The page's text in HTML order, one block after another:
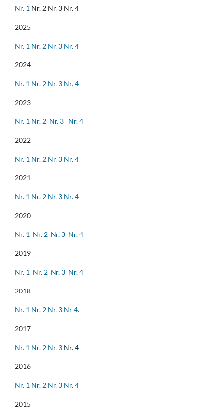
Nr. 1 Nr. 2 Nr. 3 Nr. 4
2025
Nr. 1 Nr. 2 Nr. 3 Nr. 4
2024
Nr. 1 Nr. 2 Nr. 3 Nr. 4
2023
Nr. 1 Nr. 2 Nr. 3 Nr. 4
2022
Nr. 1 Nr. 2 Nr. 3 Nr. 4
2021
Nr. 1 Nr. 2 Nr. 3 Nr. 4
2020
Nr. 1 Nr. 2 Nr. 3 Nr. 4
2019
Nr. 1 Nr. 2 Nr. 3 Nr. 4
2018
Nr. 1 Nr. 2 Nr. 3 Nr 4.
2017
Nr. 1 Nr. 2 Nr. 3 Nr. 4
2016
Nr. 1 Nr. 2 Nr. 3 Nr. 4
2015